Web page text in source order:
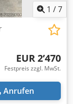
1 /7
EUR 2’470
Festpreis zzgl. MwSt.
Anrufen